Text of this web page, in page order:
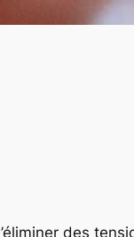
des